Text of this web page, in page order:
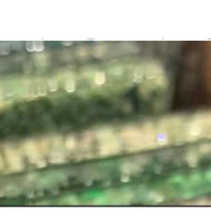
für Niedereschach.
PayKIES,